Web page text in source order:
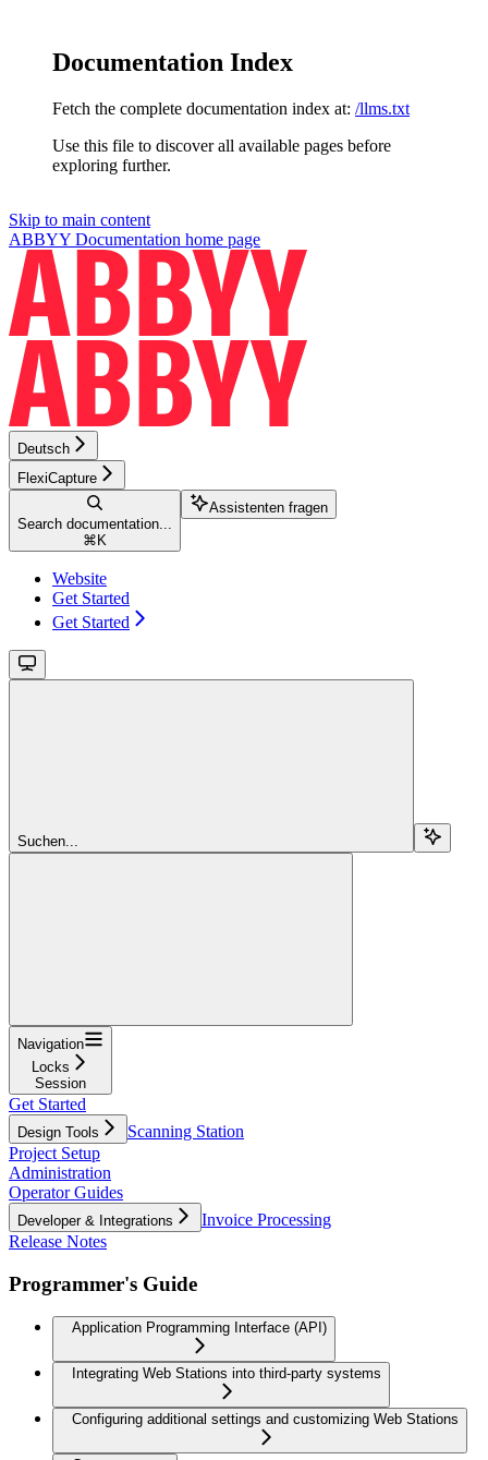
Documentation Index
Fetch the complete documentation index at: /llms.txt
Use this file to discover all available pages before
exploring further.
Skip to main content
ABBYY Documentation home page
Deutsch
FlexiCapture
Search documentation...
⌘ K
Assistenten fragen
Website
Get Started
Get Started
Suchen...
Navigation
Locks
Session
Get Started
Design Tools
Scanning Station
Project Setup
Administration
Operator Guides
Developer & Integrations
Invoice Processing
Release Notes
Programmer's Guide
Application Programming Interface (API)
Integrating Web Stations into third-party systems
Configuring additional settings and customizing Web Stations